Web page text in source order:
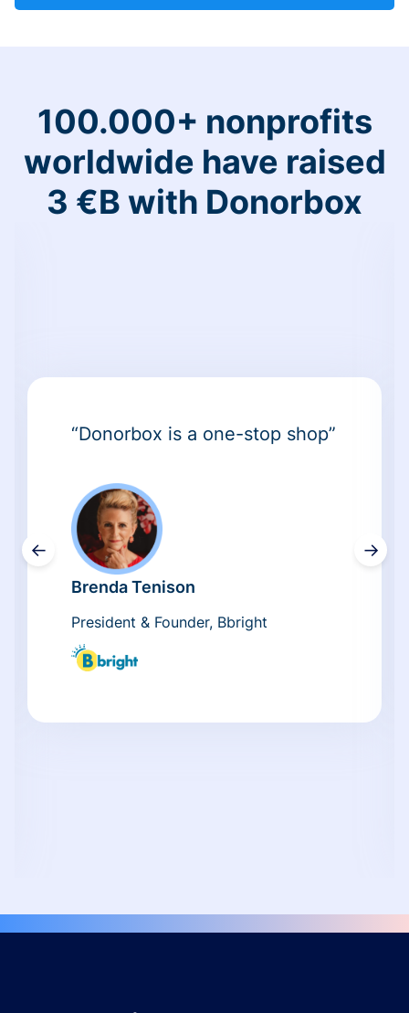
100.000+ nonprofits
worldwide have raised
3 €B with Donorbox
←
“Donorbox is a one-stop shop”
Brenda Tenison
President & Founder, Bbright
→